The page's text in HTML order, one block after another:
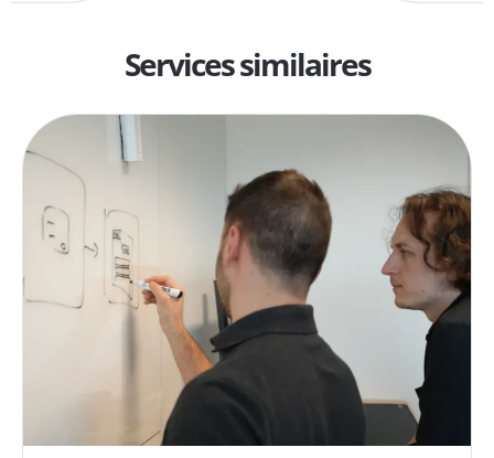
Services similaires